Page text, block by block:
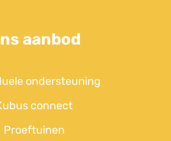
aanbod
ondersteuning
connect
Proeftuinen